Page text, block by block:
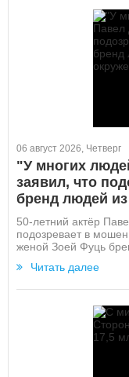
06 август 2026, Четверг
"У многих
заявил, что
бренд людей
50-летний актёр
подозревает в
женой Зоей Фуць
Читать далее